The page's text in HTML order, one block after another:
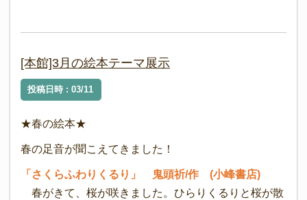
[本館]3月の絵本テーマ展示
投稿日時 : 03/11
★春の絵本★
春の足音が聞こえてきました！
「さくらふわりくるり」 鬼頭祈/作 (小峰書店)
春がきて、桜が咲きました。ひらりくるりと桜が散